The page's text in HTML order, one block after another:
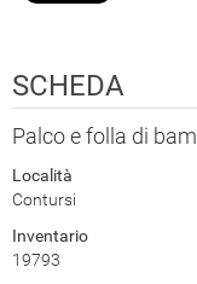
SCHEDA
Palco e folla di
Località
Contursi
Inventario
19793